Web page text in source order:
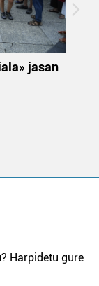
jasan
Harpidetu gure